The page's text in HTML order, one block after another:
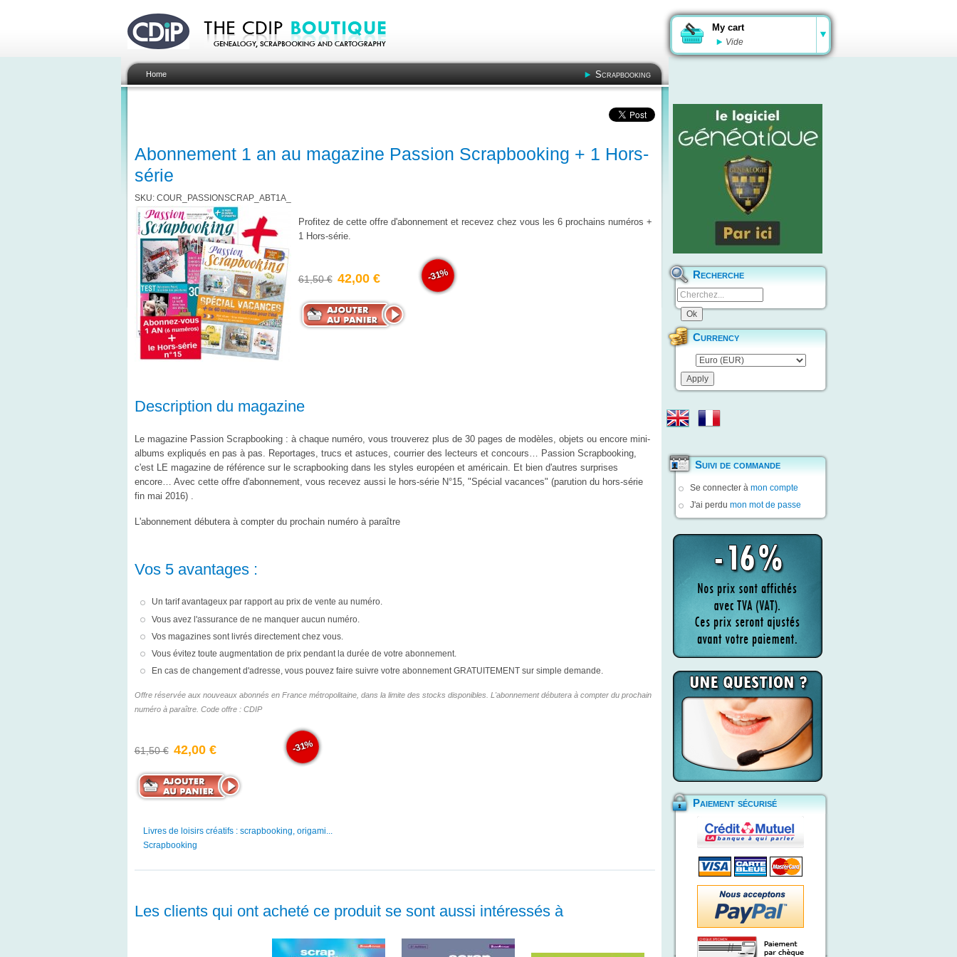
My cart
Vide
Home Scrapbooking
Abonnement 1 an au magazine Passion Scrapbooking + 1 Hors-
série
SKU: COUR_PASSIONSCRAP_ABT1A_
Profitez de cette offre d'abonnement et recevez chez vous les 6 prochains numéros +
1 Hors-série.
61,50 € 42,00 € -31%
Description du magazine
Le magazine Passion Scrapbooking : à chaque numéro, vous trouverez plus de 30 pages de modèles, objets ou encore mini-
albums expliqués en pas à pas. Reportages, trucs et astuces, courrier des lecteurs et concours… Passion Scrapbooking,
c'est LE magazine de référence sur le scrapbooking dans les styles européen et américain. Et bien d'autres surprises
encore… Avec cette offre d'abonnement, vous recevez aussi le hors-série N°15, "Spécial vacances" (parution du hors-série
fin mai 2016)
L'abonnement débutera à compter du prochain numéro à paraître
Vos 5 avantages :
Un tarif avantageux par rapport au prix de vente au numéro.
Vous avez l'assurance de ne manquer aucun numéro.
Vos magazines sont livrés directement chez vous.
Vous évitez toute augmentation de prix pendant la durée de votre abonnement.
En cas de changement d'adresse, vous pouvez faire suivre votre abonnement GRATUITEMENT sur simple demande.
Offre réservée aux nouveaux abonnés en France métropolitaine, dans la limite des stocks disponibles. L'abonnement débutera à compter du prochain
numéro à paraître. Code offre : CDIP
61,50 € 42,00 € -31%
Livres de loisirs créatifs : scrapbooking, origami...
Scrapbooking
Les clients qui ont acheté ce produit se sont aussi intéressés à
Recherche
Currency
Suivi de commande
Se connecter à mon compte
J'ai perdu mon mot de passe
Paiement sécurisé